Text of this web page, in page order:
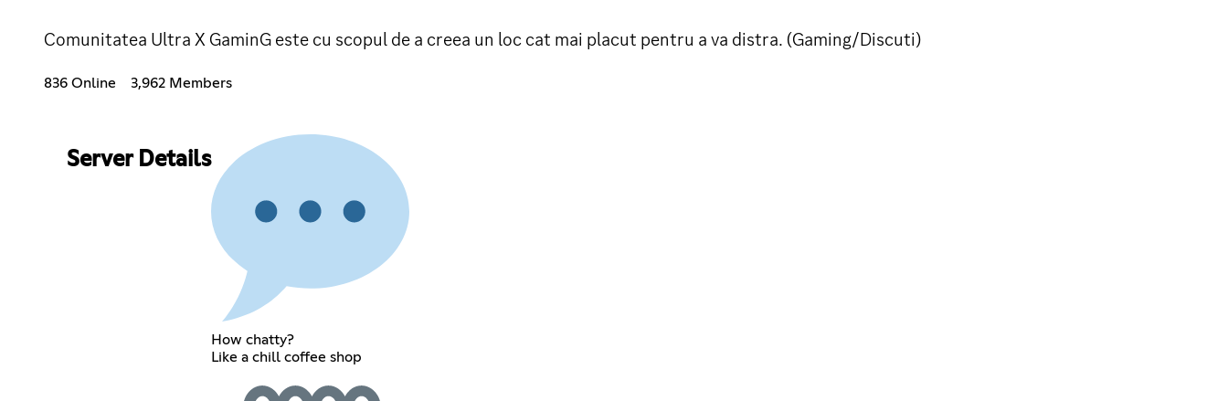
Comunitatea Ultra X GaminG este cu scopul de a creea un loc cat mai placut pentru a va distra. (Gaming/Discuti)
836 Online 3,962 Members
Server Details
How chatty?
Like a chill coffee shop